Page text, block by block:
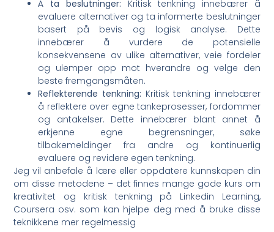
Å ta beslutninger: Kritisk tenkning innebærer å
evaluere alternativer og ta informerte beslutninger
basert på bevis og logisk analyse. Dette
innebærer å vurdere de potensielle
konsekvensene av ulike alternativer, veie fordeler
og ulemper opp mot hverandre og velge den
beste fremgangsmåten.
Reflekterende tenkning: Kritisk tenkning innebærer
å reflektere over egne tankeprosesser, fordommer
og antakelser. Dette innebærer blant annet å
erkjenne egne begrensninger, søke
tilbakemeldinger fra andre og kontinuerlig
evaluere og revidere egen tenkning.
Jeg vil anbefale å lære eller oppdatere kunnskapen din
om disse metodene – det finnes mange gode kurs om
kreativitet og kritisk tenkning på Linkedin Learning,
Coursera osv. som kan hjelpe deg med å bruke disse
teknikkene mer regelmessig